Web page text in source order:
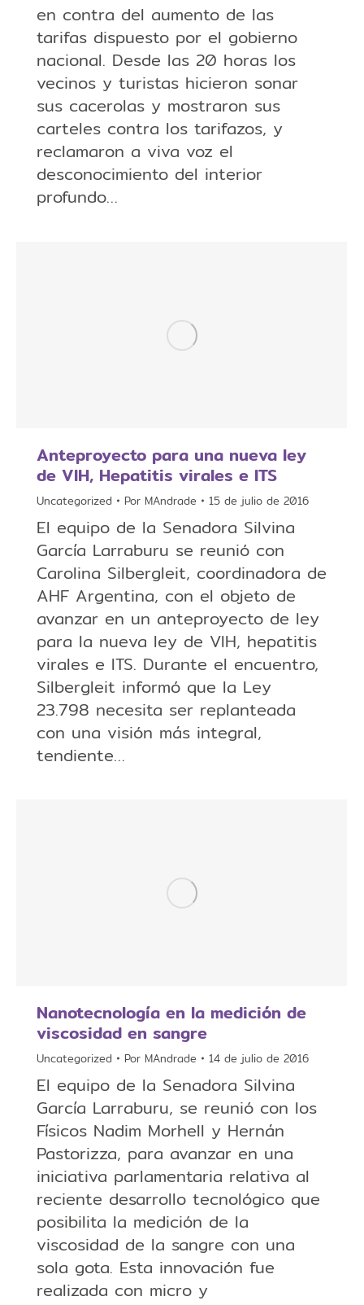
en contra del aumento de las
tarifas dispuesto por el gobierno
nacional. Desde las 20 horas los
vecinos y turistas hicieron sonar
sus cacerolas y mostraron sus
carteles contra los tarifazos, y
reclamaron a viva voz el
desconocimiento del interior
profundo…
Anteproyecto para una nueva ley
de VIH, Hepatitis virales e ITS
Uncategorized Por MAndrade 15 de julio de 2016
El equipo de la Senadora Silvina
García Larraburu se reunió con
Carolina Silbergleit, coordinadora de
AHF Argentina, con el objeto de
avanzar en un anteproyecto de ley
para la nueva ley de VIH, hepatitis
virales e ITS. Durante el encuentro,
Silbergleit informó que la Ley
23.798 necesita ser replanteada
con una visión más integral,
tendiente…
Nanotecnología en la medición de
viscosidad en sangre
Uncategorized Por MAndrade 14 de julio de 2016
El equipo de la Senadora Silvina
García Larraburu, se reunió con los
Físicos Nadim Morhell y Hernán
Pastorizza, para avanzar en una
iniciativa parlamentaria relativa al
reciente desarrollo tecnológico que
posibilita la medición de la
viscosidad de la sangre con una
sola gota. Esta innovación fue
realizada con micro y